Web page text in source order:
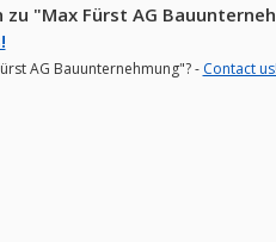
"Max Fürst AG
AG Bauunternehmung"? - Contact us!